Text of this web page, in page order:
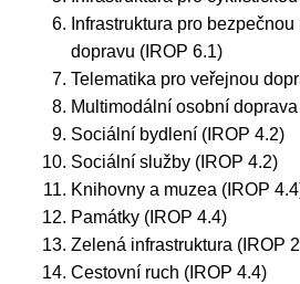
Infrastruktura pro
dopravu (IROP 6.1)
Telematika pro veřejnou
Multimodální osobní
Sociální bydlení (IROP 4.2)
Sociální služby (IROP 4.2)
Knihovny a muzea (IROP
Památky (IROP 4.4)
Zelená infrastruktura (IROP
Cestovní ruch (IROP 4.4)